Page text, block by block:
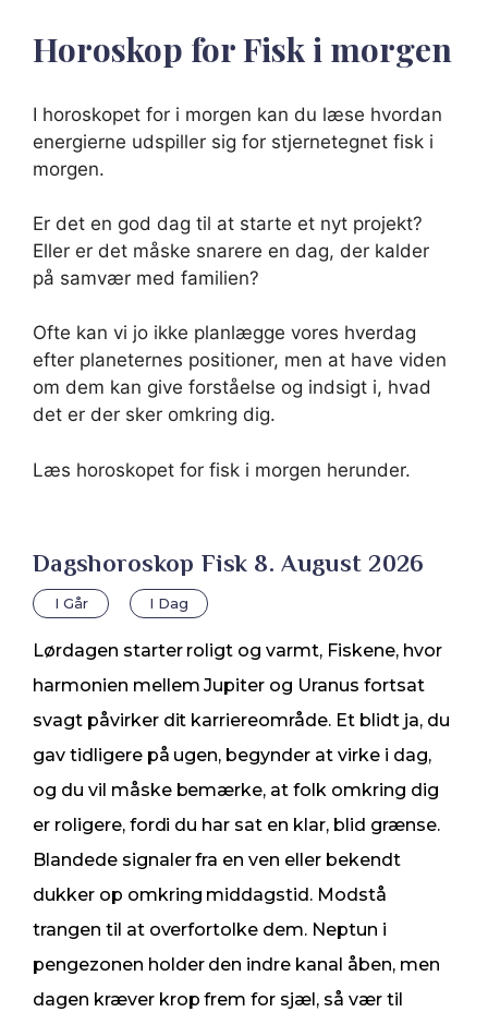
Horoskop for Fisk i morgen
I horoskopet for i morgen kan du læse hvordan
energierne udspiller sig for stjernetegnet fisk i
morgen.
Er det en god dag til at starte et nyt projekt?
Eller er det måske snarere en dag, der kalder
på samvær med familien?
Ofte kan vi jo ikke planlægge vores hverdag
efter planeternes positioner, men at have viden
om dem kan give forståelse og indsigt i, hvad
det er der sker omkring dig.
Læs horoskopet for fisk i morgen herunder.
Dagshoroskop Fisk 8. August 2026
I Går I Dag
Lørdagen starter roligt og varmt, Fiskene, hvor
harmonien mellem Jupiter og Uranus fortsat
svagt påvirker dit karriereområde. Et blidt ja, du
gav tidligere på ugen, begynder at virke i dag,
og du vil måske bemærke, at folk omkring dig
er roligere, fordi du har sat en klar, blid grænse.
Blandede signaler fra en ven eller bekendt
dukker op omkring middagstid. Modstå
trangen til at overfortolke dem. Neptun i
pengezonen holder den indre kanal åben, men
dagen kræver krop frem for sjæl, så vær til